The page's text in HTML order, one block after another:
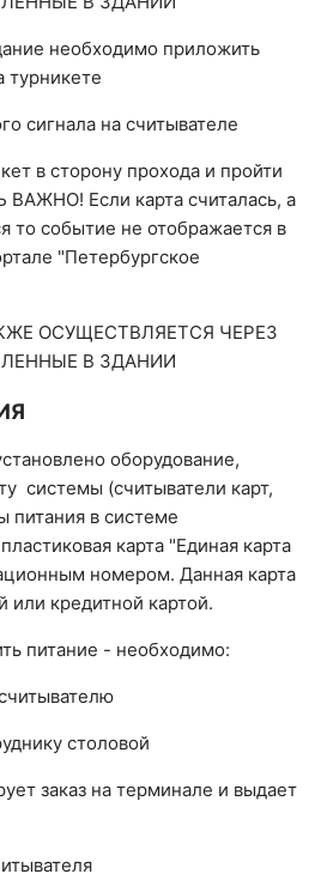
необходимо приложить
турникете
сигнала на считывателе
в сторону прохода и пройти
ВАЖНО! Если карта считалась, а
то событие не отображается в
"Петербургское
ОСУЩЕСТВЛЯЕТСЯ ЧЕРЕЗ
В ЗДАНИИ
оборудование,
системы (считыватели карт,
питания в системе
карта "Единая карта
номером. Данная карта
или кредитной картой.
питание - необходимо:
столовой
заказ на терминале и выдает